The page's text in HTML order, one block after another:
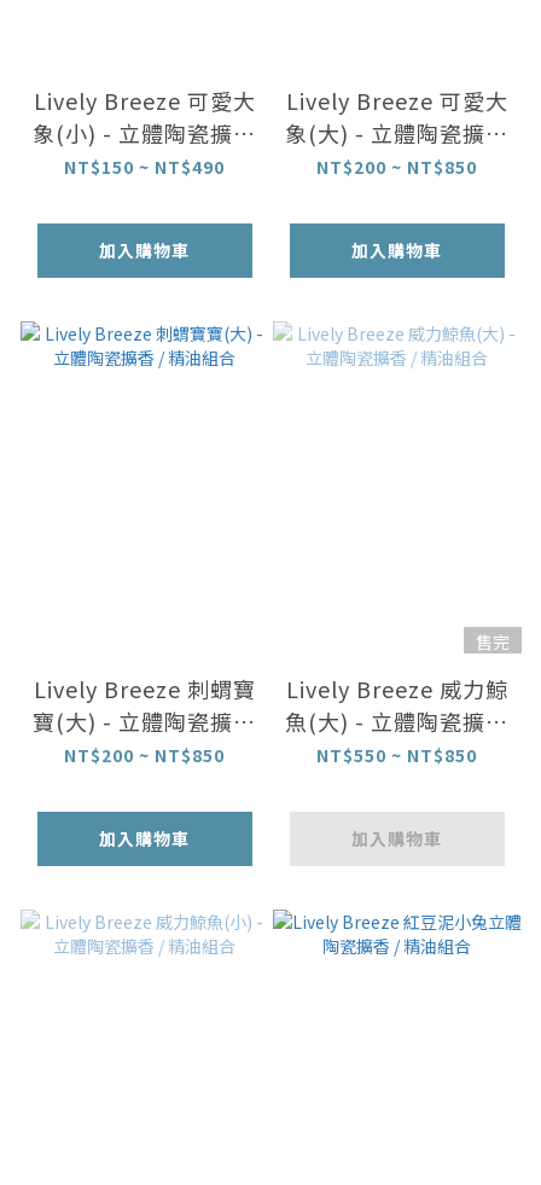
Lively Breeze 可愛大
象(小) - 立體陶瓷擴香
/ 精油組合
NT$150 ~ NT$490
加入購物車
Lively Breeze 可愛大
象(大) - 立體陶瓷擴香
/ 精油組合
NT$200 ~ NT$850
加入購物車
Lively Breeze 刺蝟寶
寶(大) - 立體陶瓷擴香
/ 精油組合
NT$200 ~ NT$850
加入購物車
售完
Lively Breeze 威力鯨
魚(大) - 立體陶瓷擴香
/ 精油組合
NT$550 ~ NT$850
加入購物車